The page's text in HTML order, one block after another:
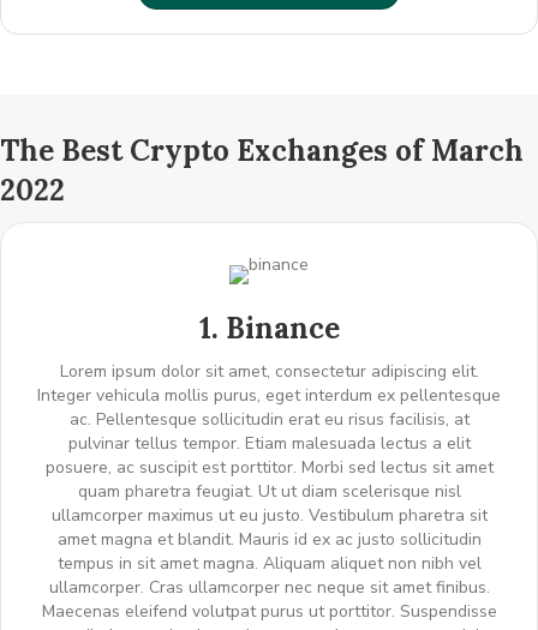
The Best Crypto Exchanges of March
2022
1. Binance
Lorem ipsum dolor sit amet, consectetur adipiscing elit.
Integer vehicula mollis purus, eget interdum ex pellentesque
ac. Pellentesque sollicitudin erat eu risus facilisis, at
pulvinar tellus tempor. Etiam malesuada lectus a elit
posuere, ac suscipit est porttitor. Morbi sed lectus sit amet
quam pharetra feugiat. Ut ut diam scelerisque nisl
ullamcorper maximus ut eu justo. Vestibulum pharetra sit
amet magna et blandit. Mauris id ex ac justo sollicitudin
tempus in sit amet magna. Aliquam aliquet non nibh vel
ullamcorper. Cras ullamcorper nec neque sit amet finibus.
Maecenas eleifend volutpat purus ut porttitor. Suspendisse